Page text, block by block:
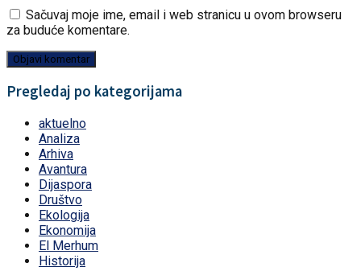
Sačuvaj moje ime, email i web stranicu u ovom browseru
za buduće komentare.
Pregledaj po kategorijama
aktuelno
Analiza
Arhiva
Avantura
Dijaspora
Društvo
Ekologija
Ekonomija
El Merhum
Historija